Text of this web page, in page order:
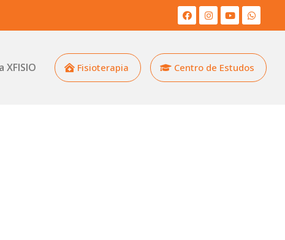
XFISIO Fisioterapia Centro de Estudos